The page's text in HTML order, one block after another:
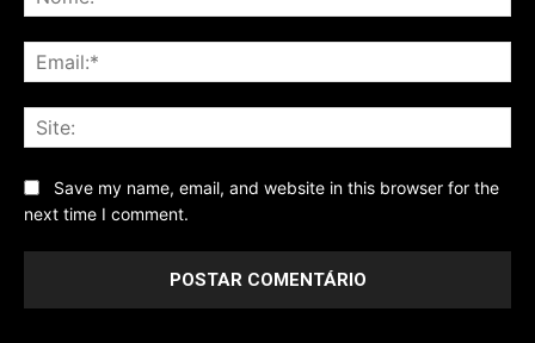
Save my name, email, and website in this browser for the
next time I comment.